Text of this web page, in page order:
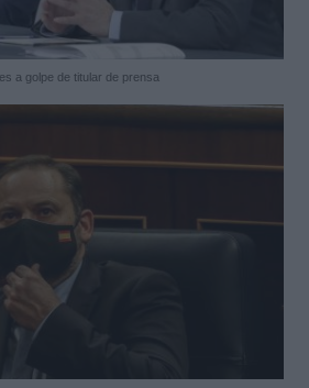
a golpe de titular de prensa